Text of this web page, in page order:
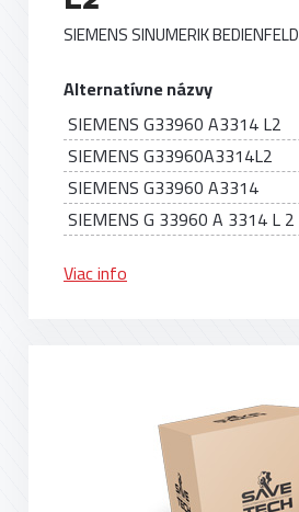
SIEMENS SINUMERIK BEDIENFELD
Alternatívne názvy
SIEMENS G33960 A3314 L2
SIEMENS G33960A3314L2
SIEMENS G33960 A3314
SIEMENS G 33960 A 3314 L 2
Viac info